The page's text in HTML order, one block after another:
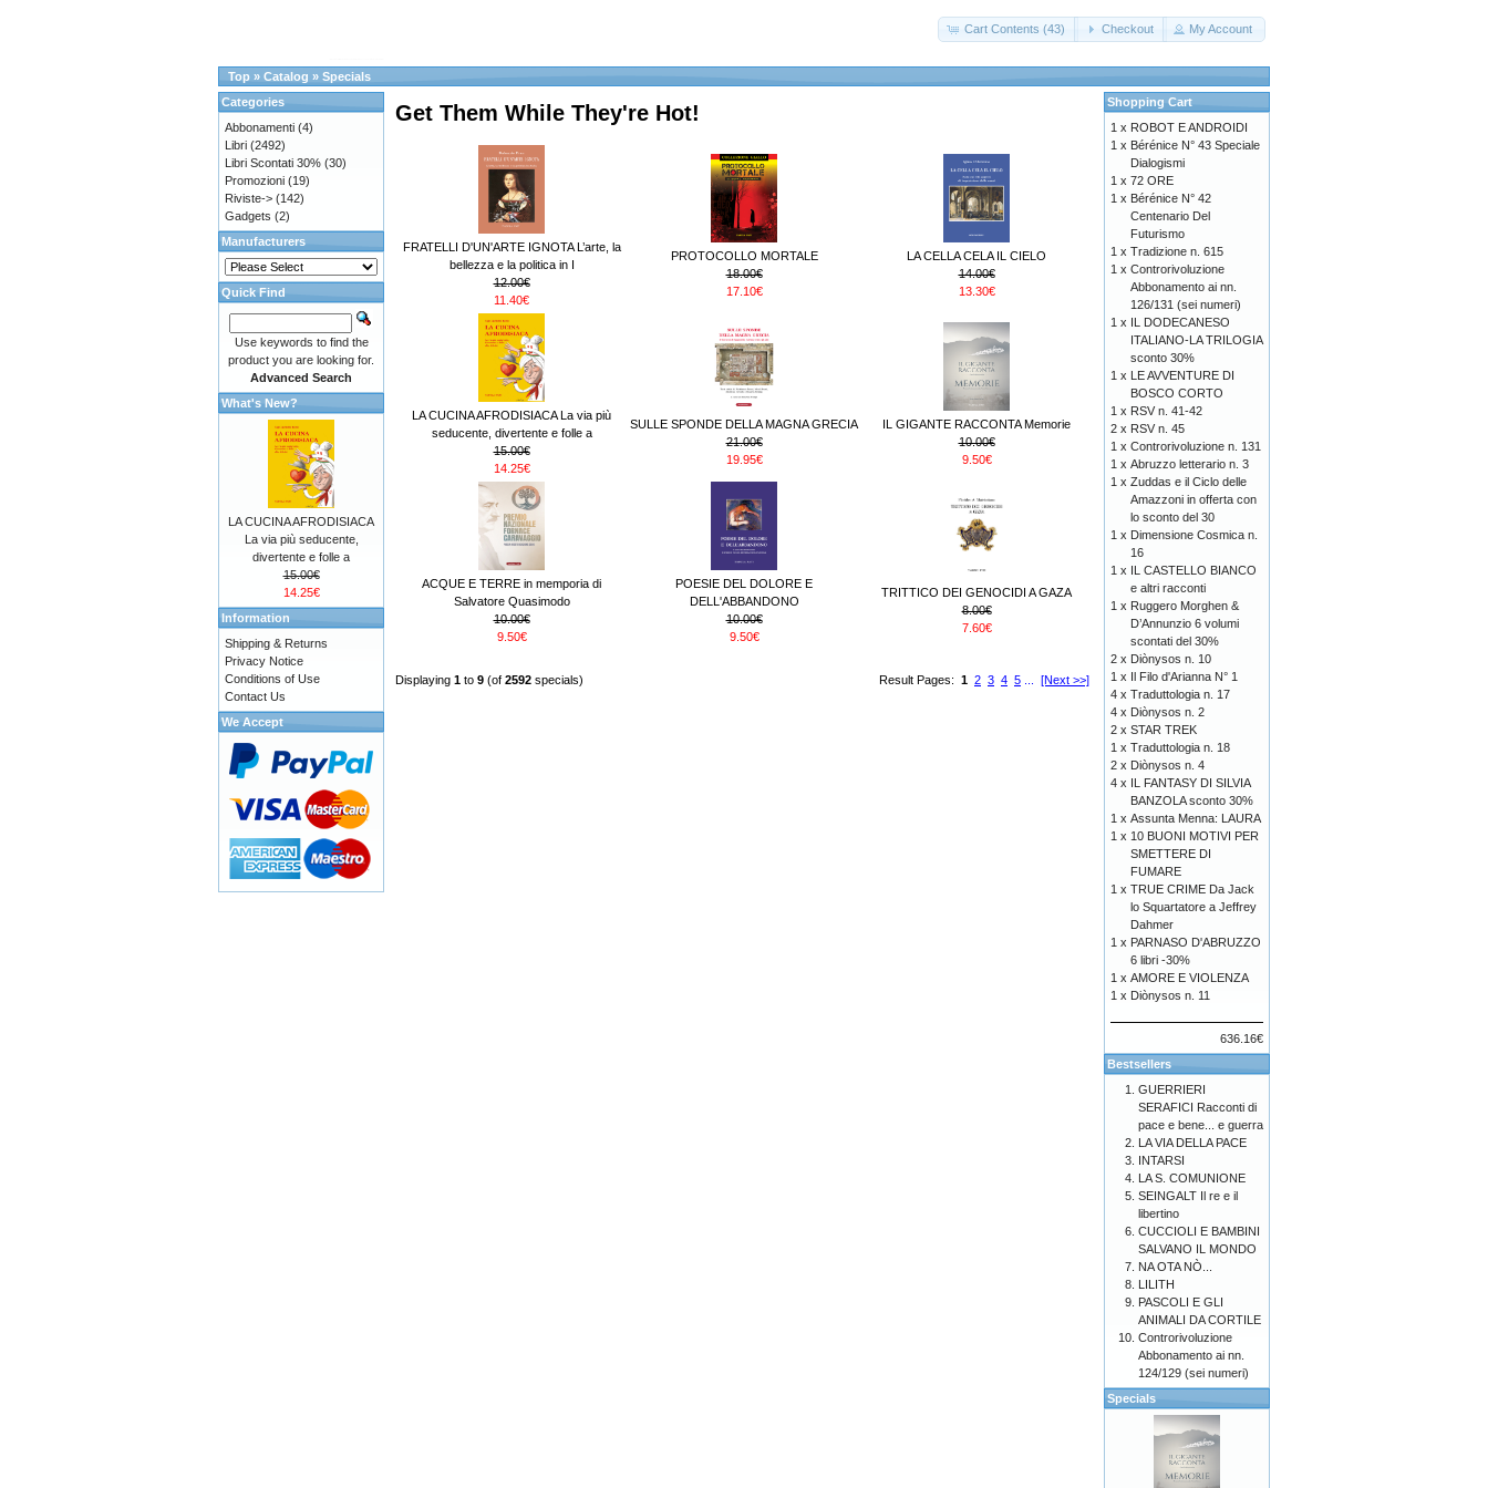
Cart Contents (43) Checkout My Account
Top » Catalog » Specials
Get Them While They're Hot!
FRATELLI D'UN'ARTE IGNOTA L’arte, la
bellezza e la politica in I
12.00€
11.40€
PROTOCOLLO MORTALE
18.00€
17.10€
LA CELLA CELA IL CIELO
14.00€
13.30€
LA CUCINA AFRODISIACA La via più
seducente, divertente e folle a
15.00€
14.25€
SULLE SPONDE DELLA MAGNA GRECIA
21.00€
19.95€
IL GIGANTE RACCONTA Memorie
10.00€
9.50€
ACQUE E TERRE in memporia di
Salvatore Quasimodo
10.00€
9.50€
POESIE DEL DOLORE E
DELL'ABBANDONO
10.00€
9.50€
TRITTICO DEI GENOCIDI A GAZA
8.00€
7.60€
Result Pages: 1 2 3 4 5 [Next >>]
Displaying 1 to 9 (of 2592 specials)
Categories
Abbonamenti (4)
Libri (2492)
Libri Scontati 30% (30)
Promozioni (19)
Riviste-> (142)
Gadgets (2)
Manufacturers
Quick Find
Use keywords to find the
product you are looking for.
Advanced Search
What's New?
LA CUCINA AFRODISIACA
La via più seducente,
divertente e folle a
15.00€
14.25€
Information
Shipping & Returns
Privacy Notice
Conditions of Use
Contact Us
We Accept
Shopping Cart
1 x ROBOT E ANDROIDI
1 x Bérénice N° 43 Speciale
Dialogismi
1 x 72 ORE
1 x Bérénice N° 42
Centenario Del
Futurismo
1 x Tradizione n. 615
1 x Controrivoluzione
Abbonamento ai nn.
126/131 (sei numeri)
1 x IL DODECANESO
ITALIANO-LA TRILOGIA
sconto 30%
1 x LE AVVENTURE DI
BOSCO CORTO
1 x RSV n. 41-42
2 x RSV n. 45
1 x Controrivoluzione n. 131
1 x Abruzzo letterario n. 3
1 x Zuddas e il Ciclo delle
Amazzoni in offerta con
lo sconto del 30
1 x Dimensione Cosmica n.
16
1 x IL CASTELLO BIANCO
e altri racconti
1 x Ruggero Morghen &
D’Annunzio 6 volumi
scontati del 30%
2 x Diònysos n. 10
1 x Il Filo d'Arianna N° 1
4 x Traduttologia n. 17
4 x Diònysos n. 2
2 x STAR TREK
1 x Traduttologia n. 18
2 x Diònysos n. 4
4 x IL FANTASY DI SILVIA
BANZOLA sconto 30%
1 x Assunta Menna: LAURA
1 x 10 BUONI MOTIVI PER
SMETTERE DI
FUMARE
1 x TRUE CRIME Da Jack
lo Squartatore a Jeffrey
Dahmer
1 x PARNASO D'ABRUZZO
6 libri -30%
1 x AMORE E VIOLENZA
1 x Diònysos n. 11
636.16€
Bestsellers
GUERRIERI
SERAFICI Racconti di
pace e bene... e guerra
LA VIA DELLA PACE
INTARSI
LA S. COMUNIONE
SEINGALT Il re e il
libertino
CUCCIOLI E BAMBINI
SALVANO IL MONDO
NA OTA NÒ...
LILITH
PASCOLI E GLI
ANIMALI DA CORTILE
Controrivoluzione
Abbonamento ai nn.
124/129 (sei numeri)
Specials